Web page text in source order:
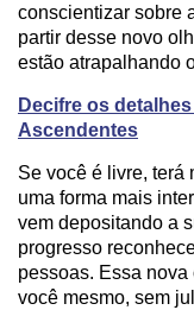
conscientizar sobre
partir desse novo
estão atrapalhando
Decifre os
Ascendentes
Se você é livre, terá
uma forma mais
vem depositando a
progresso
pessoas. Essa
você mesmo, sem